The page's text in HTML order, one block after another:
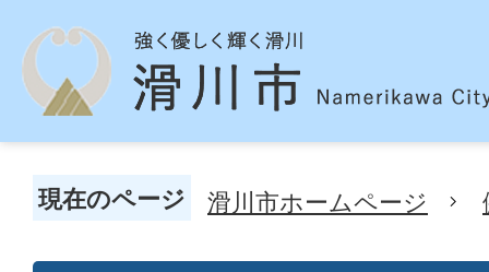
現在のページ 滑川市ホームページ